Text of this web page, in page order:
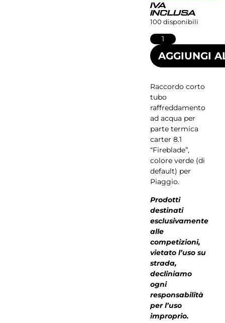
IVA
INCLUSA
100 disponibili
AGGIUNGI
Raccordo corto
tubo
raffreddamento
ad acqua per
parte termica
carter 8.1
“Fireblade”,
colore verde (di
default) per
Piaggio.
Prodotti
destinati
esclusivamente
alle
competizioni,
vietato l’uso su
strada,
decliniamo
ogni
responsabilità
per l’uso
improprio.